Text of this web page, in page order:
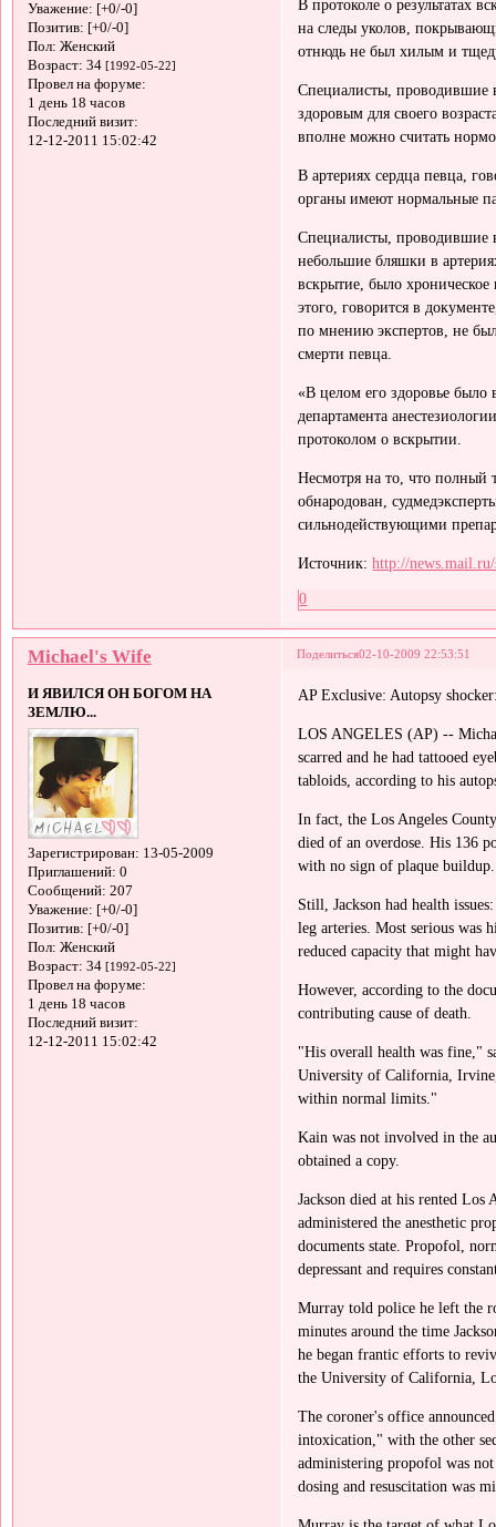
Уважение: [+0/-0]
Позитив: [+0/-0]
Пол: Женский
Возраст: 34 [1992-05-22]
Провел на форуме:
1 день 18 часов
Последний визит:
12-12-2011 15:02:42
В протоколе о результатах
на следы уколов,
отнюдь не был хилым и
Специалисты, проводившие
здоровым для своего
вполне можно считать
В артериях сердца певца,
органы имеют нормальные
Специалисты, проводившие
небольшие бляшки в
вскрытие, было
этого, говорится в
по мнению экспертов, не
смерти певца.
«В целом его здоровье было
департамента
протоколом о вскрытии.
Несмотря на то, что полный
обнародован,
сильнодействующими
Источник:http://
0
Поделиться02-10-2009 22:53:51
Michael's Wife
И ЯВИЛСЯ ОН БОГОМ НА
ЗЕМЛЮ...
Зарегистрирован: 13-05-2009
Приглашений: 0
Сообщений: 207
Уважение: [+0/-0]
Позитив: [+0/-0]
Пол: Женский
Возраст: 34 [1992-05-22]
Провел на форуме:
1 день 18 часов
Последний визит:
12-12-2011 15:02:42
AP Exclusive: Autopsy
LOS ANGELES (AP) --
scarred and he had tattooed
tabloids, according to his
In fact, the Los Angeles
died of an overdose. His 136
with no sign of plaque
Still, Jackson had health
leg arteries. Most serious was
reduced capacity that might
However, according to the
contributing cause of death.
"His overall health was fine,"
University of California,
within normal limits."
Kain was not involved in the
obtained a copy.
Jackson died at his rented Los
administered the anesthetic
documents state. Propofol,
depressant and requires
Murray told police he left the
minutes around the time
he began frantic efforts to
the University of California,
The coroner's office
intoxication," with the other
administering propofol was
dosing and resuscitation was